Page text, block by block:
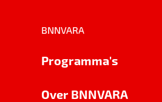
BNNVARA
Programma's
Over BNNVARA